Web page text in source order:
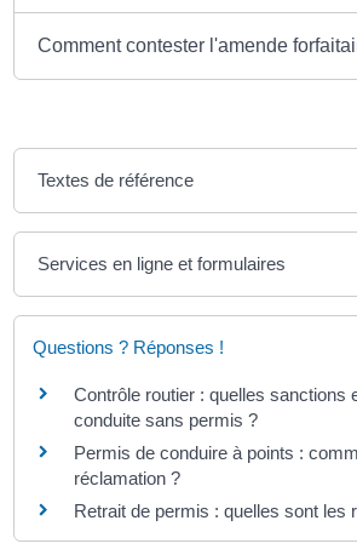
Comment contester l'amende
Textes de référence
Services en ligne et formulaires
Questions ? Réponses !
Contrôle routier : quelles sanctions
conduite sans permis ?
Permis de conduire à points :
réclamation ?
Retrait de permis : quelles sont les